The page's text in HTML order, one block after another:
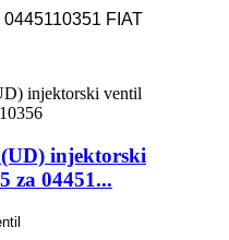
FIAT
injektorski
za 04451...